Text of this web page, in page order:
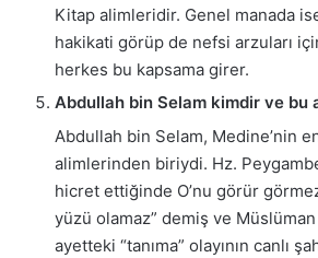
Kitap alimleridir. Genel manada
hakikati görüp de nefsi arzuları
herkes bu kapsama girer.
Abdullah bin Selam kimdir ve bu
Abdullah bin Selam, Medine’nin
alimlerinden biriydi. Hz.
hicret ettiğinde O’nu görür
yüzü olamaz” demiş ve
ayetteki “tanıma” olayının canlı